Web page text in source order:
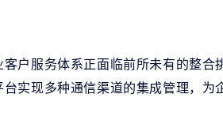
户服务体系正面临前所未有的整
实现多种通信渠道的集成管理，为